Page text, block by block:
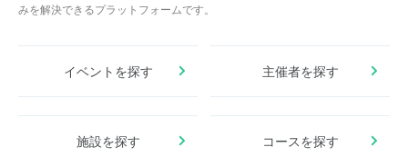
みを解決できるプラットフォームです。
イベントを探す 主催者を探す
施設を探す コースを探す